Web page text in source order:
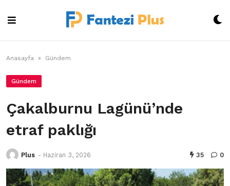
content
Anasayfa » Gündem
Gündem
Çakalburnu Lagünü’nde
etraf paklığı
Plus - Haziran 3, 2026 35 0